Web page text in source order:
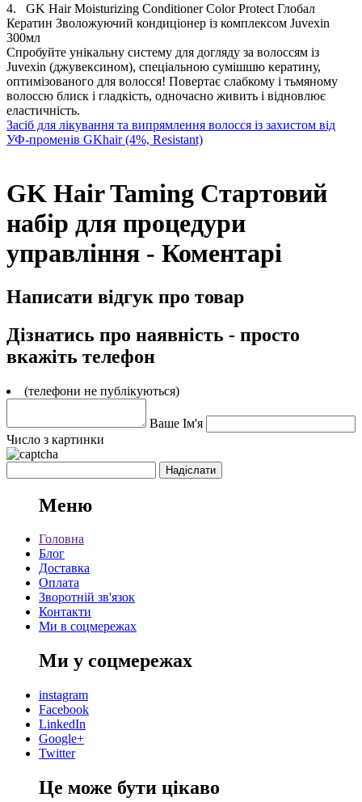
4.
GK Hair Moisturizing Conditioner Color Protect Глобал
Кератин Зволожуючий кондиціонер із комплексом Juvexin
300мл
Спробуйте унікальну систему для догляду за волоссям із
Juvexin (джувексином), спеціальною сумішшю кератину,
оптимізованого для волосся! Повертає слабкому і тьмяному
волоссю блиск і гладкість, одночасно живить і відновлює
еластичність.
Засіб для лікування та випрямлення волосся із захистом від
УФ-променів GKhair (4%, Resistant)
GK Hair Taming Стартовий
набір для процедури
управління - Коментарі
Написати відгук про товар
Дізнатись про наявність - просто
вкажіть телефон
(телефони не публікуються)
Ваше Ім'я
Число з картинки
Меню
Головна
Блог
Доставка
Оплата
Зворотній зв'язок
Контакти
Ми в соцмережах
Ми у соцмережах
instagram
Facebook
LinkedIn
Google+
Twitter
Це може бути цікаво